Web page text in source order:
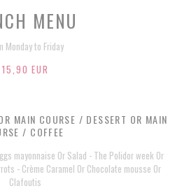
MENU
Monday to Friday
15,90 EUR
MAIN COURSE / DESSERT OR MAIN
/ COFFEE
mayonnaise Or Salad - The Polidor week Or
- Crème Caramel Or Chocolate mousse Or
Clafoutis